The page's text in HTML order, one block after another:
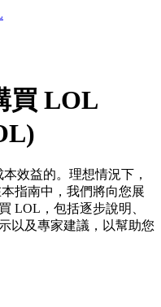
買 LOL
效益的。理想情況下，
指南中，我們將向您展
LOL，包括逐步說明、
以及專家建議，以幫助您